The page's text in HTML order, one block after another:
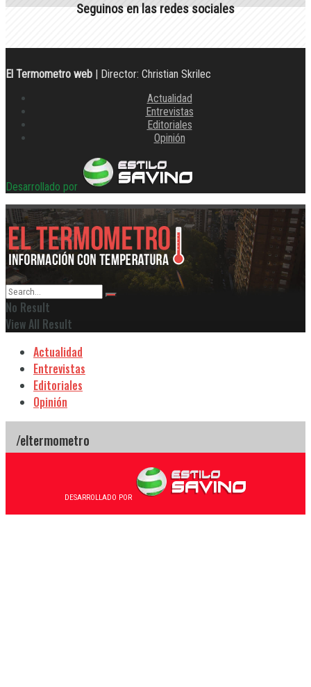
Seguinos en las redes sociales
El Termometro web | Director: Christian Skrilec
Actualidad
Entrevistas
Editoriales
Opinión
Desarrollado por
No Result
View All Result
Actualidad
Entrevistas
Editoriales
Opinión
DESARROLLADO POR